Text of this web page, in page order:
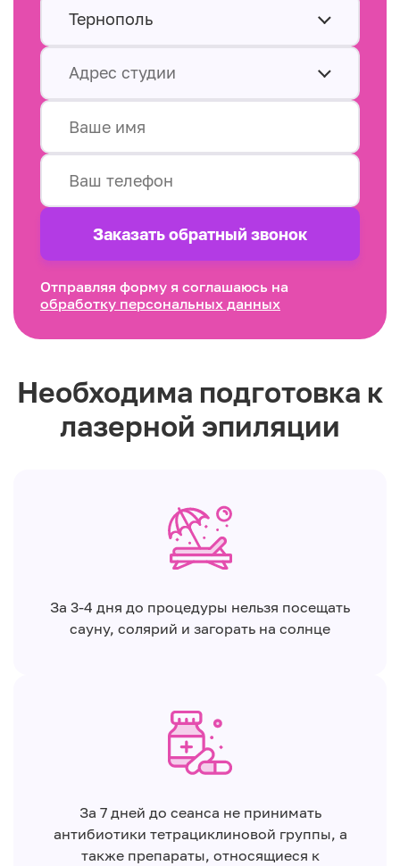
Тернополь
Адрес студии
Заказать обратный звонок
Отправляя форму я соглашаюсь на
обработку персональных данных
Необходима подготовка к
лазерной эпиляции
За 3-4 дня до процедуры нельзя посещать
сауну, солярий и загорать на солнце
За 7 дней до сеанса не принимать
антибиотики тетрациклиновой группы, а
также препараты, относящиеся к